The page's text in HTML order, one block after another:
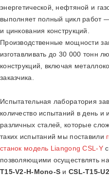
энергетической, нефтяной и
выполняет полный цикл работ
и цинкования конструкций.
Производственные мощности
изготавливать до 30 000 тонн
конструкций, включая
заказчика.
Испытательная лаборатория
количество испытаний в день и
различных сталей, которые
таких испытаний мы поставили
станок модель Liangong CSL-Yс
позволяющими осуществлять
T15-V2-H-Mono-S иCSL-T15-